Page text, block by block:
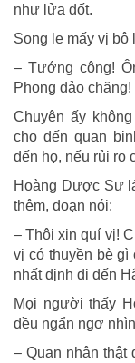
như lửa đốt.
Song le mấy vị bô
– Tướng công!
Phong đảo chăng!
Chuyện ấy
cho đến quan
đến họ, nếu rủi ro
Hoàng Dược Sư
thêm, đoạn nói:
– Thôi xin quí vị!
vị có thuyền bè gì
nhất định đi đến
Mọi người thấy
đều ngẩn ngơ
– Quan nhân thật